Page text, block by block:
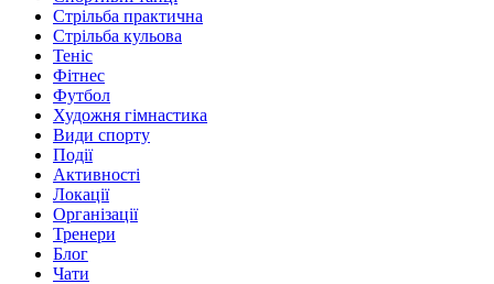
Стрільба практична
Стрільба кульова
Теніс
Фітнес
Футбол
Художня гімнастика
Види спорту
Події
Активності
Локації
Організації
Тренери
Блог
Чати